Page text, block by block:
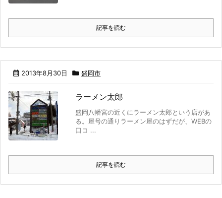
記事を読む
2013年8月30日 盛岡市
ラーメン太郎
盛岡八幡宮の近くにラーメン太郎という店があ
る。屋号の通りラーメン屋のはずだが、WEBの
口コ ...
記事を読む